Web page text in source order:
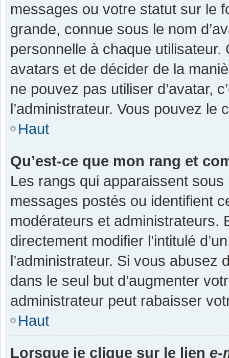
messages ou votre statut sur le
grande, connue sous le nom
personnelle à chaque utilisateur.
avatars et de décider de la
ne pouvez pas utiliser d’avatar,
l’administrateur. Vous pouvez
Haut
Qu’est-ce que mon rang et
Les rangs qui apparaissent
messages postés ou identifient
modérateurs et administrateurs.
directement modifier l’intitulé
l’administrateur. Si vous
dans le seul but d’augmenter
administrateur peut rabaisser
Haut
Lorsque je clique sur le lien e-